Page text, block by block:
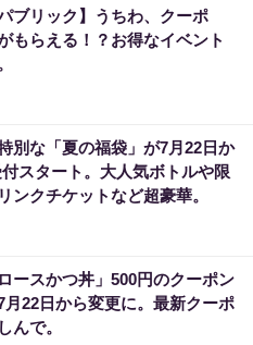
ブリック】うちわ、クーポ
もらえる！？お得なイベント
別な「夏の福袋」が7月22日か
スタート。大人気ボトルや限
ンクチケットなど超豪華。
ースかつ丼」500円のクーポン
月22日から変更に。最新クーポ
んで。